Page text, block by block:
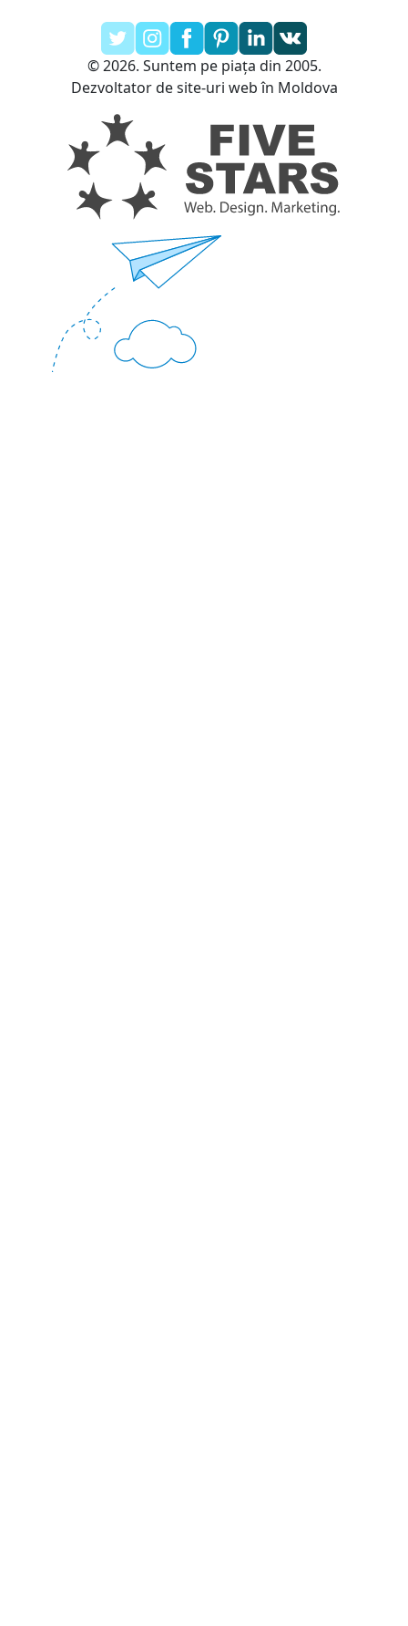
© 2026. Suntem pe piața din 2005.
Dezvoltator de site-uri web în Moldova